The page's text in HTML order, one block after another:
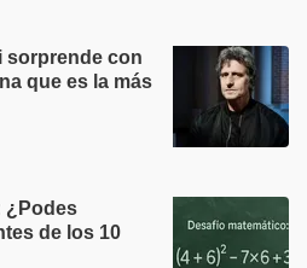
sorprende con
que es la más
¿Podes
de los 10